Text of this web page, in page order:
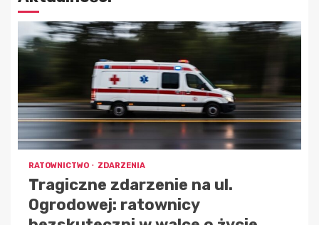
RATOWNICTWO ZDARZENIA
Tragiczne zdarzenie na ul.
Ogrodowej: ratownicy